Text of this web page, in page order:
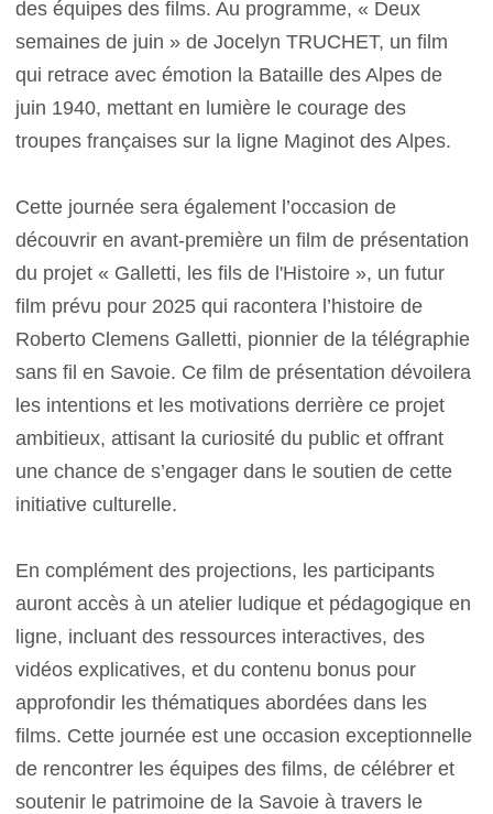
des équipes des films. Au programme, « Deux
semaines de juin » de Jocelyn TRUCHET, un film
qui retrace avec émotion la Bataille des Alpes de
juin 1940, mettant en lumière le courage des
troupes françaises sur la ligne Maginot des Alpes.
Cette journée sera également l’occasion de
découvrir en avant-première un film de présentation
du projet « Galletti, les fils de l'Histoire », un futur
film prévu pour 2025 qui racontera l’histoire de
Roberto Clemens Galletti, pionnier de la télégraphie
sans fil en Savoie. Ce film de présentation dévoilera
les intentions et les motivations derrière ce projet
ambitieux, attisant la curiosité du public et offrant
une chance de s’engager dans le soutien de cette
initiative culturelle.
En complément des projections, les participants
auront accès à un atelier ludique et pédagogique en
ligne, incluant des ressources interactives, des
vidéos explicatives, et du contenu bonus pour
approfondir les thématiques abordées dans les
films. Cette journée est une occasion exceptionnelle
de rencontrer les équipes des films, de célébrer et
soutenir le patrimoine de la Savoie à travers le